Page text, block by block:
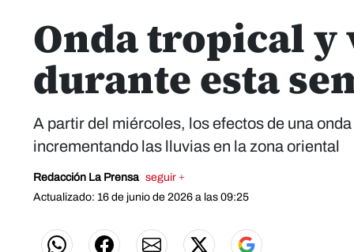
Onda tropical y
durante esta
A partir del miércoles, los efectos de una
incrementando las lluvias en la zona oriental
Redacción La Prensa seguir +
Actualizado: 16 de junio de 2026 a las 09:25